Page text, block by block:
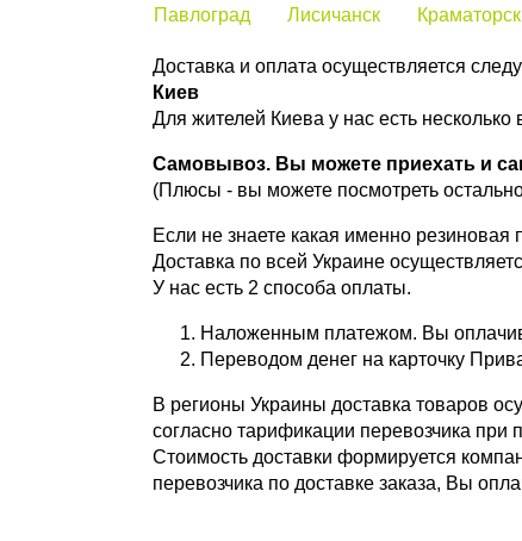
Павлоград
Лисичанск Краматорск
Доставка и оплата осуществляется
Киев
Для жителей Киева у нас есть несколько
Самовывоз. Вы можете приехать и
(Плюсы - вы можете посмотреть
Если не знаете какая именно
Доставка по всей Украине
У нас есть 2 способа оплаты.
Наложенным платежом. Вы
Переводом денег на карточку
В регионы Украины доставка товаров
согласно тарификации перевозчика при
Стоимость доставки формируется
перевозчика по доставке заказа, Вы